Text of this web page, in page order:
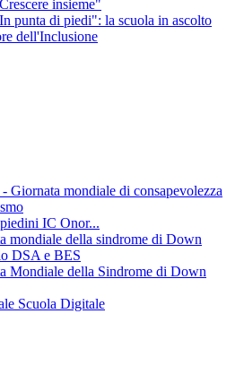
insieme"
punta di piedi": la scuola in ascolto
dell'Inclusione
Giornata mondiale di consapevolezza
IC Onor...
mondiale della sindrome di Down
DSA e BES
Mondiale della Sindrome di Down
Scuola Digitale